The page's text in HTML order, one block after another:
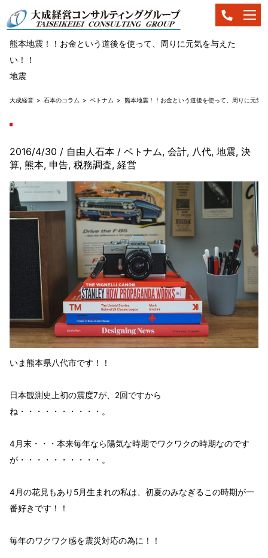
熊本地震！！お金という道後を使って、周りに元気を与えた
い！！
地震
大成経営 石本のコラム ベトナム 熊本地震！！お金という道後を使って、周りに元気
2016/4/30 / 自由人石本 / ベトナム, 会計, 八代, 地震, 決
算, 熊本, 申告, 税務調査, 経営
いま熊本県八代市です！！
日本観測史上初の震度7が、2回ですから
ね・・・・・・・・・・。
4月末・・・本来毎年なら陽気な時期でワクワクの時期なのです
が・・・・・・・・・・。
4月の花見もあり 5月生まれの私は、初夏のみなぎるこの時期が一
番好き です！！
毎年のワクワク感を震災対応の為に！！